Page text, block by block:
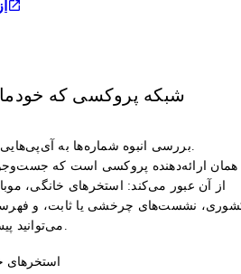
از ۱ دلار یک شماره بگیرید
شبکه پروکسی که
بررسی انبوه شماره‌ها به
از آن عبور می‌کند: استخرهای خانگی،
نشست‌های چرخشی یا ثابت، و
می‌توانید پیش از پرداخت آزمایش کنید.
استخرهای